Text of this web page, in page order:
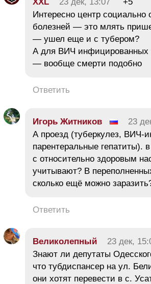
Интересно центр социально
болезней — это млять
— ушел еще и с тубером?
А для ВИЧ инфицированных
— вообще смерти подобно
Ответить
Игорь Житников 23
А проезд (туберкулез, ВИЧ-
парентеральные гепатиты).
с относительно здоровым
учитывают? В
сколько ещё можно
Ответить
Великолепный 23 дек,
Знают ли депутаты
что тубдиспансер на ул.
они хотят перевести в с.